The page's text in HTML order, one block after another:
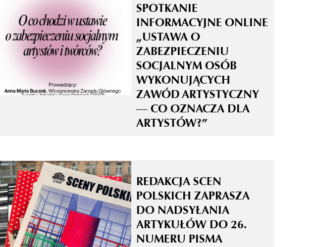
SPOTKANIE
INFORMACYJNE ONLINE
„USTAWA O
ZABEZPIECZENIU
SOCJALNYM OSÓB
WYKONUJĄCYCH
ZAWÓD ARTYSTYCZNY
— CO OZNACZA DLA
ARTYSTÓW?”
REDAKCJA SCEN
POLSKICH ZAPRASZA
DO NADSYŁANIA
ARTYKUŁÓW DO 26.
NUMERU PISMA